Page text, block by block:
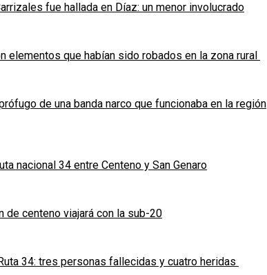
fue hallada en Díaz: un menor involucrado
elementos que habían sido robados en la zona rural
de una banda narco que funcionaba en la región
nacional 34 entre Centeno y San Genaro
de centeno viajará con la sub-20
34: tres personas fallecidas y cuatro heridas